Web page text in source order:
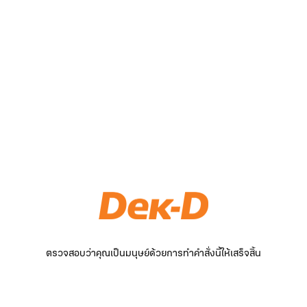
ตรวจสอบว่าคุณเป็นมนุษย์ด้วยการทำคำสั่งนี้ให้เสร็จสิ้น